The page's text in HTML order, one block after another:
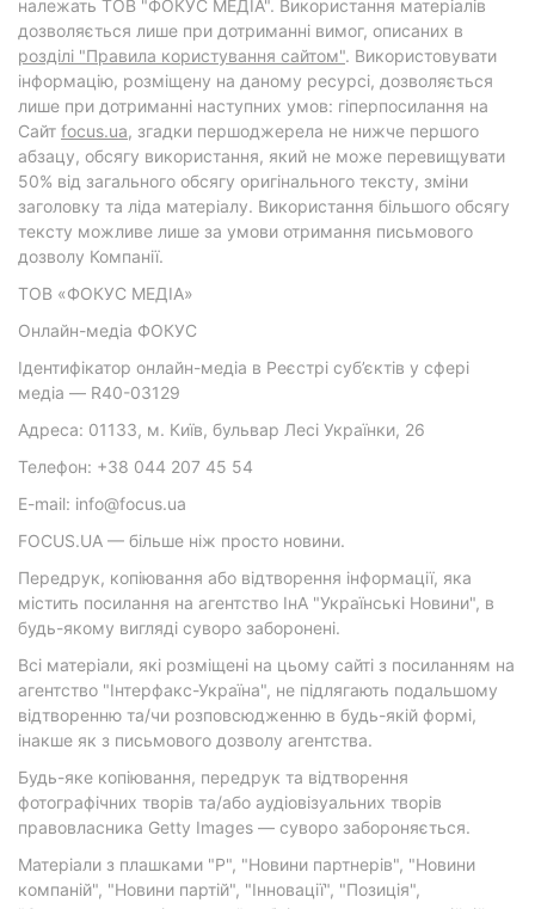
належать ТОВ "ФОКУС МЕДІА". Використання матеріалів
дозволяється лише при дотриманні вимог, описаних в
розділі "Правила користування сайтом". Використовувати
інформацію, розміщену на даному ресурсі, дозволяється
лише при дотриманні наступних умов: гіперпосилання на
Cайт focus.ua, згадки першоджерела не нижче першого
абзацу, обсягу використання, який не може перевищувати
50% від загального обсягу оригінального тексту, зміни
заголовку та ліда матеріалу. Використання більшого обсягу
тексту можливе лише за умови отримання письмового
дозволу Компанії.
ТОВ «ФОКУС МЕДІА»
Онлайн-медіа ФОКУС
Ідентифікатор онлайн-медіа в Реєстрі суб’єктів у сфері
медіа — R40-03129
Адреса: 01133, м. Київ, бульвар Лесі Українки, 26
Телефон: +38 044 207 45 54
E-mail: info@focus.ua
FOCUS.UA — більше ніж просто новини.
Передрук, копіювання або відтворення інформації, яка
містить посилання на агентство ІнА "Українські Новини", в
будь-якому вигляді суворо заборонені.
Всі матеріали, які розміщені на цьому сайті з посиланням на
агентство "Інтерфакс-Україна", не підлягають подальшому
відтворенню та/чи розповсюдженню в будь-якій формі,
інакше як з письмового дозволу агентства.
Будь-яке копіювання, передрук та відтворення
фотографічних творів та/або аудіовізуальних творів
правовласника Getty Images — суворо забороняється.
Матеріали з плашками "Р", "Новини партнерів", "Новини
компаній", "Новини партій", "Інновації", "Позиція",